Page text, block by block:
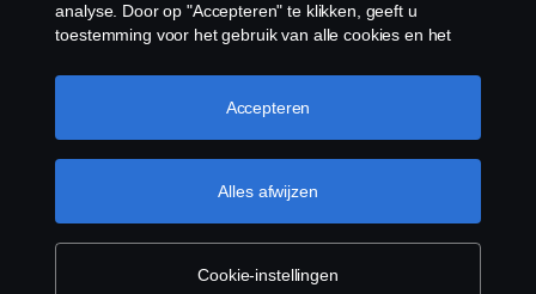
analyse. Door op "Accepteren" te klikken, geeft u
toestemming voor het gebruik van alle cookies en het
door op "Cookie Instellingen" te klikken en de
categorieën te selecteren die u wilt accepteren. Voor een
Meer informatie over uw privacy
Cookie-instellingen
Alles afwijzen
Accepteren